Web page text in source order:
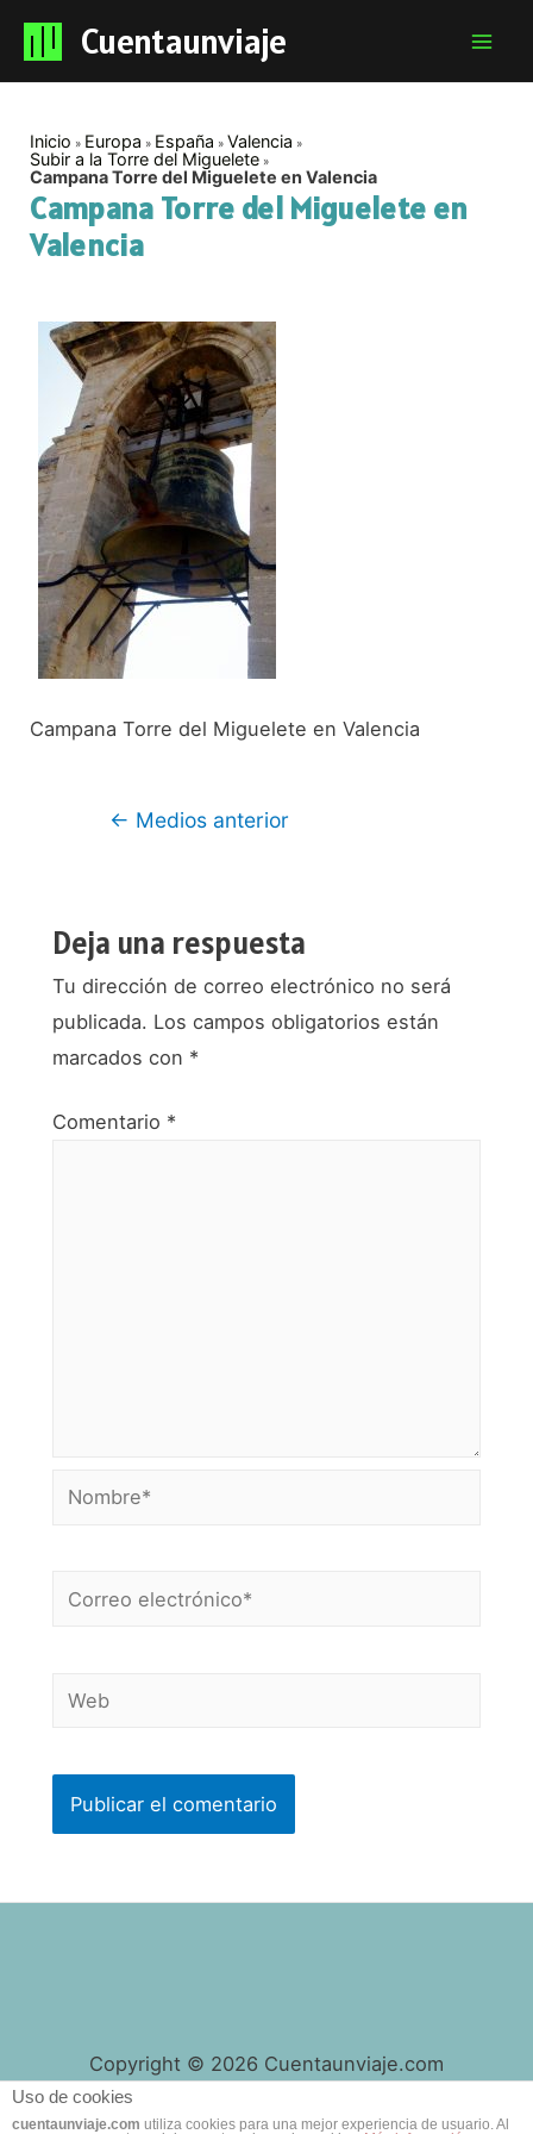
Cuentaunviaje
Inicio Europa España
Valencia
Subir a la Torre del Miguelete
Campana Torre del Miguelete en Valencia
Campana Torre del Miguelete en
Valencia
Campana Torre del Miguelete en Valencia
Navegación
← Medios anterior
Deja una respuesta
Tu dirección de correo electrónico no será
publicada. Los campos obligatorios están
marcados con *
Comentario *
Nombre*
Correo
Web
Copyright © 2026 Cuentaunviaje.com
Uso de cookies
cuentaunviaje.com utiliza cookies para una mejor experiencia de usuario. Al